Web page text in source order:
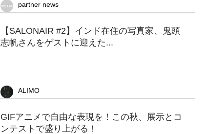
partner news
【SALONAIR #2】インド在住の写真家、鬼頭
志帆さんをゲストに迎えた...
ALIMO
GIFアニメで自由な表現を！この秋、展示とコ
ンテストで盛り上がる！